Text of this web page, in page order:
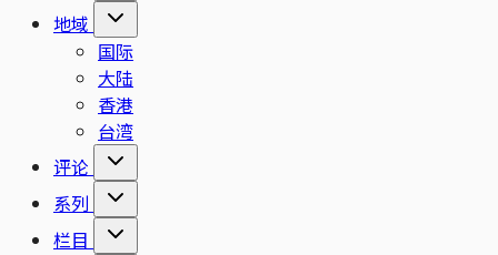
地域
国际
大陆
香港
台湾
评论
系列
栏目